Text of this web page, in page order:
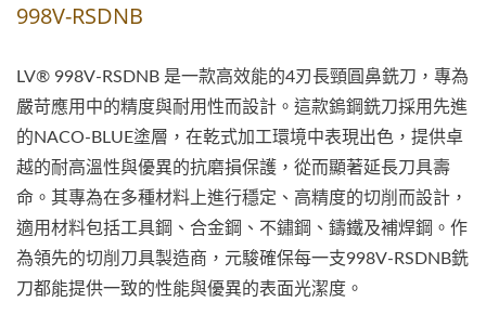
998V-RSDNB
LV® 998V-RSDNB 是一款高效能的4刃長頸圓鼻銑刀，專為
嚴苛應用中的精度與耐用性而設計。這款鎢鋼銑刀採用先進
的NACO-BLUE塗層，在乾式加工環境中表現出色，提供卓
越的耐高溫性與優異的抗磨損保護，從而顯著延長刀具壽
命。其專為在多種材料上進行穩定、高精度的切削而設計，
適用材料包括工具鋼、合金鋼、不鏽鋼、鑄鐵及補焊鋼。作
為領先的切削刀具製造商，元駿確保每一支998V-RSDNB銑
刀都能提供一致的性能與優異的表面光潔度。